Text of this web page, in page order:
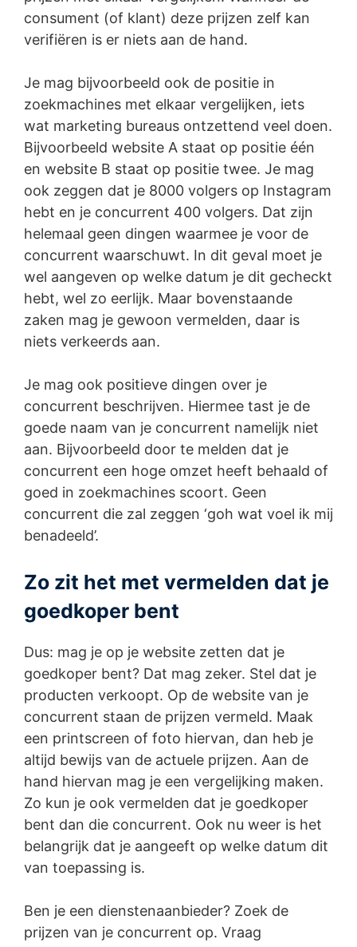
consument (of klant) deze prijzen zelf kan
verifiëren is er niets aan de hand.
Je mag bijvoorbeeld ook de positie in
zoekmachines met elkaar vergelijken, iets
wat marketing bureaus ontzettend veel doen.
Bijvoorbeeld website A staat op positie één
en website B staat op positie twee. Je mag
ook zeggen dat je 8000 volgers op Instagram
hebt en je concurrent 400 volgers. Dat zijn
helemaal geen dingen waarmee je voor de
concurrent waarschuwt. In dit geval moet je
wel aangeven op welke datum je dit gecheckt
hebt, wel zo eerlijk. Maar bovenstaande
zaken mag je gewoon vermelden, daar is
niets verkeerds aan.
Je mag ook positieve dingen over je
concurrent beschrijven. Hiermee tast je de
goede naam van je concurrent namelijk niet
aan. Bijvoorbeeld door te melden dat je
concurrent een hoge omzet heeft behaald of
goed in zoekmachines scoort. Geen
concurrent die zal zeggen ‘goh wat voel ik mij
benadeeld’.
Zo zit het met vermelden dat je
goedkoper bent
Dus: mag je op je website zetten dat je
goedkoper bent? Dat mag zeker. Stel dat je
producten verkoopt. Op de website van je
concurrent staan de prijzen vermeld. Maak
een printscreen of foto hiervan, dan heb je
altijd bewijs van de actuele prijzen. Aan de
hand hiervan mag je een vergelijking maken.
Zo kun je ook vermelden dat je goedkoper
bent dan die concurrent. Ook nu weer is het
belangrijk dat je aangeeft op welke datum dit
van toepassing is.
Ben je een dienstenaanbieder? Zoek de
prijzen van je concurrent op. Vraag